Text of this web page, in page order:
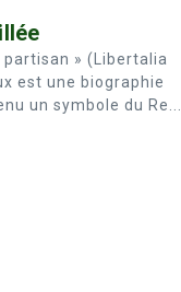
partisan » (Libertalia
est une biographie
un symbole du Re...